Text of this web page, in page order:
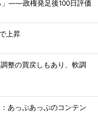
」――政権発足後100日評価
上昇
整の買戻しもあり、軟調
あっぷあっぷのコンテン